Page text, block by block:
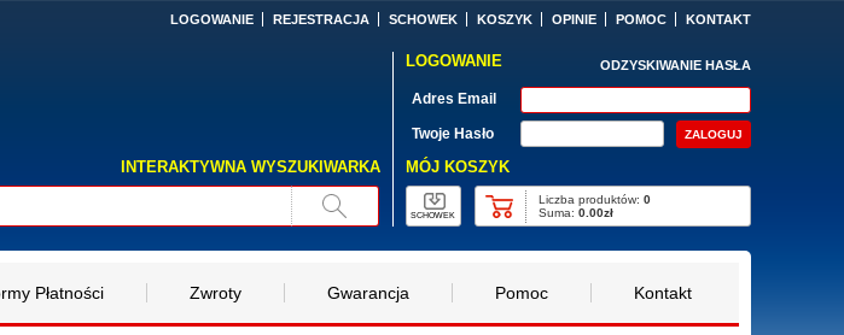
LOGOWANIE REJESTRACJA SCHOWEK KOSZYK OPINIE POMOC KONTAKT
INTERAKTYWNA WYSZUKIWARKA
LOGOWANIE ODZYSKIWANIE HASŁA
Adres Email
Twoje Hasło
MÓJ KOSZYK
SCHOWEK
Liczba produktów:0
Suma:0.00zł
Płatności Zwroty Gwarancja Pomoc Kontakt